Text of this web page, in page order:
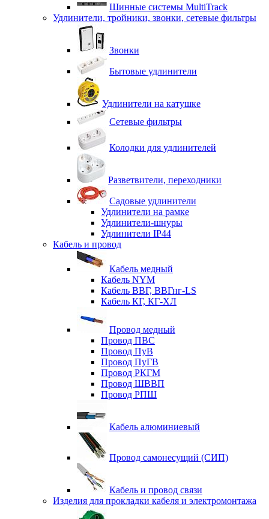
Шинные системы MultiTrack
Удлинители, тройники, звонки, сетевые фильтры
Звонки
Бытовые удлинители
Удлинители на катушке
Сетевые фильтры
Колодки для удлинителей
Разветвители, переходники
Садовые удлинители
Удлинители на рамке
Удлинители-шнуры
Удлинители IP44
Кабель и провод
Кабель медный
Кабель NYM
Кабель ВВГ, ВВГнг-LS
Кабель КГ, КГ-ХЛ
Провод медный
Провод ПВС
Провод ПуВ
Провод ПуГВ
Провод РКГМ
Провод ШВВП
Провод РПШ
Кабель алюминиевый
Провод самонесущий (СИП)
Кабель и провод связи
Изделия для прокладки кабеля и электромонтажа